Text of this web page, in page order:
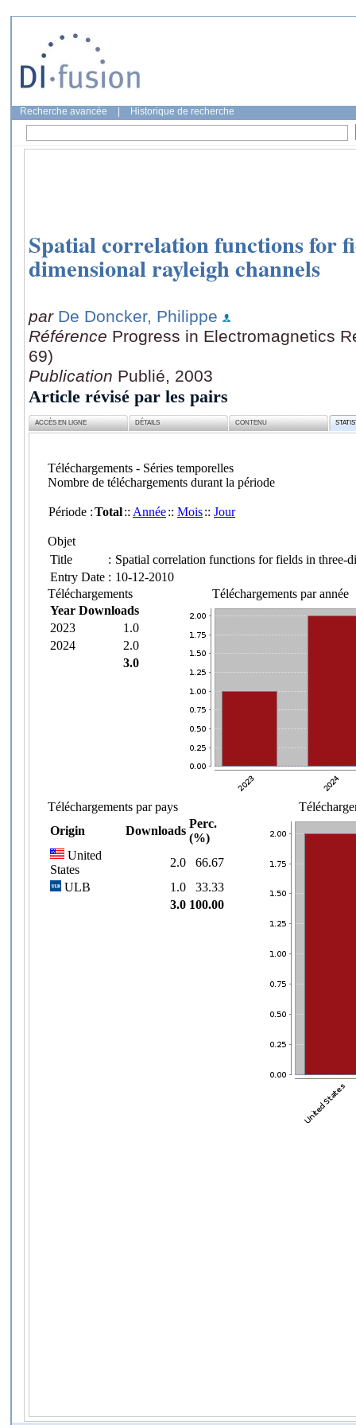
Recherche avancée Historique de recherche
Spatial correlation functions for
dimensional rayleigh channels
par De Doncker, Philippe
Référence Progress in Electromagnetics
69)
Publication Publié, 2003
Article révisé par les pairs
ACCÈS EN LIGNE DÉTAILS CONTENU